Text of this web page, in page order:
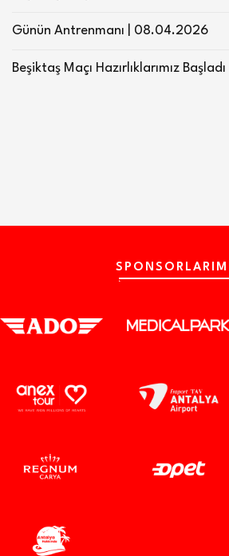
Günün Antrenmanı | 08.04.2026
Beşiktaş Maçı Hazırlıklarımız Başladı